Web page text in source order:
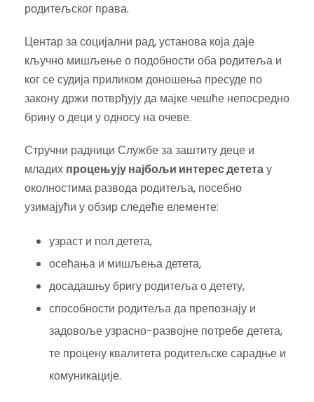
родитељског права.
Центар за социјални рад, установа која даје
кључно мишљење о подобности оба родитеља и
ког се судија приликом доношења пресуде по
закону држи потврђују да мајке чешће непосредно
брину о деци у односу на очеве.
Стручни радници Службе за заштиту деце и
младих процењују најбољи интерес дететау
околностима развода родитеља, посебно
узимајући у обзир следеће елементе:
узраст и пол детета,
осећања и мишљења детета,
досадашњу бригу родитеља о детету,
способности родитеља да препознају и
задовоље узрасно-развојне потребе детета,
те процену квалитета родитељске сарадње и
комуникације.